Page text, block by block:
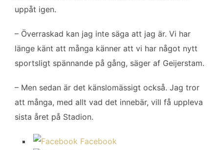
uppåt igen.
– Överraskad kan jag inte säga att jag är. Vi har
länge känt att många känner att vi har något nytt
sportsligt spännande på gång, säger af Geijerstam.
– Men sedan är det känslomässigt också. Jag tror
att många, med allt vad det innebär, vill få uppleva
sista året på Stadion.
Facebook